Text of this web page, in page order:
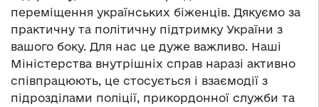
переміщення українських біженців. Дякуємо за
практичну та політичну підтримку України з
вашого боку. Для нас це дуже важливо. Наші
Міністерства внутрішніх справ наразі активно
співпрацюють, це стосується і взаємодії з
підрозділами поліції, прикордонної служби та